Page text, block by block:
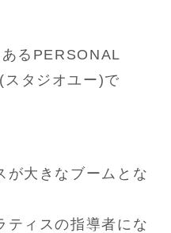
るPERSONAL
タジオユー)で
が大きなブームとな
ティスの指導者にな